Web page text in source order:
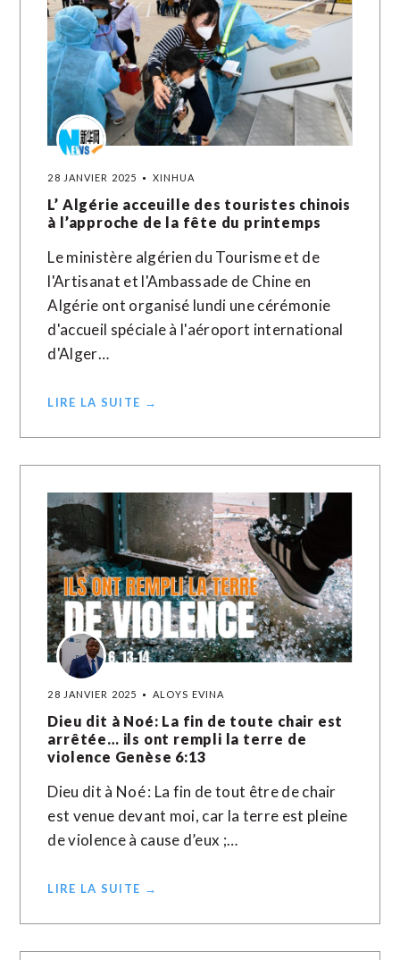
28 JANVIER 2025 XINHUA
L’ Algérie acceuille des touristes chinois
à l’approche de la fête du printemps
Le ministère algérien du Tourisme et de
l'Artisanat et l'Ambassade de Chine en
Algérie ont organisé lundi une cérémonie
d'accueil spéciale à l'aéroport international
d'Alger…
LIRE LA SUITE →
28 JANVIER 2025 ALOYS EVINA
Dieu dit à Noé: La fin de toute chair est
arrêtée… ils ont rempli la terre de
violence Genèse 6:13
Dieu dit à Noé : La fin de tout être de chair
est venue devant moi, car la terre est pleine
de violence à cause d’eux ;…
LIRE LA SUITE →